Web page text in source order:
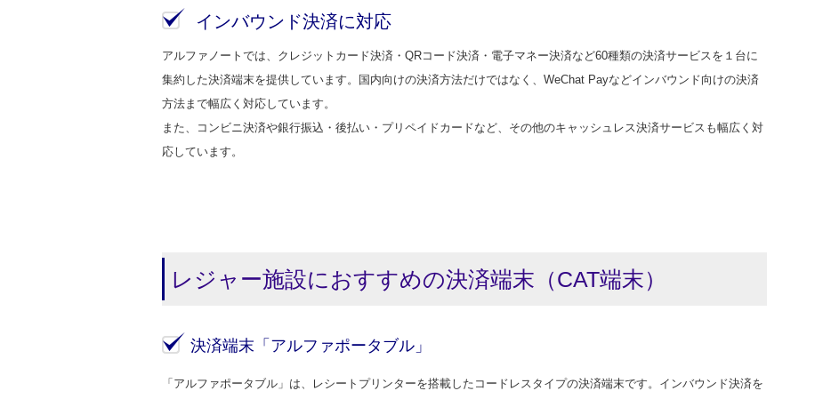
インバウンド決済に対応
アルファノートでは、クレジットカード決済・QRコード決済・電子マネー決済など60種類の決済サービスを１台に
集約した決済端末を提供しています。国内向けの決済方法だけではなく、WeChat Payなどインバウンド向けの決済
方法まで幅広く対応しています。
また、コンビニ決済や銀行振込・後払い・プリペイドカードなど、その他のキャッシュレス決済サービスも幅広く対
応しています。
レジャー施設におすすめの決済端末（CAT端末）
決済端末「アルファポータブル」
「アルファポータブル」は、レシートプリンターを搭載したコードレスタイプの決済端末です。インバウンド決済を